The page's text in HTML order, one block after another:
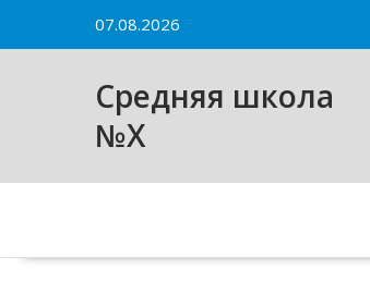
07.08.2026
Средняя школа
№X